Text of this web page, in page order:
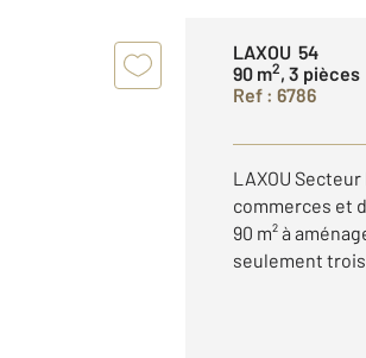
LAXOU 54
90 m2, 3 pièces
Ref : 6786
LAXOU
commerces et
90 m² à
seulement